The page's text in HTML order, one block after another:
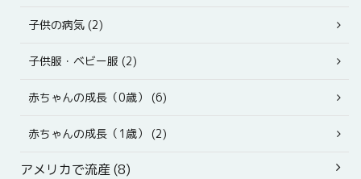
子供の病気 (2)
子供服・ベビー服 (2)
赤ちゃんの成長（0歳） (6)
赤ちゃんの成長（1歳） (2)
アメリカで流産 (8)